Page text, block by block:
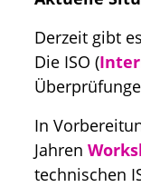
Derzeit gibt
Die ISO (
In
Jahren
technischen